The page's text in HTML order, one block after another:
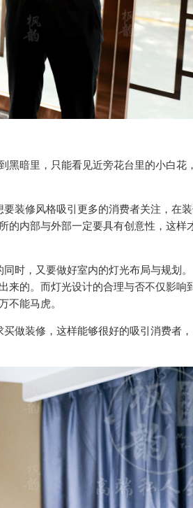
黑暗里，只能看见近旁花台里的小白花
装修风格吸引更多的消费者关注，在
的内部与外部一定要具有创意性，这样
时，又要做好室内的灯光布局与规划
来的。而灯光设计的合理与否不仅影响
不能马虎。
做装修，这样能够很好的吸引消费者